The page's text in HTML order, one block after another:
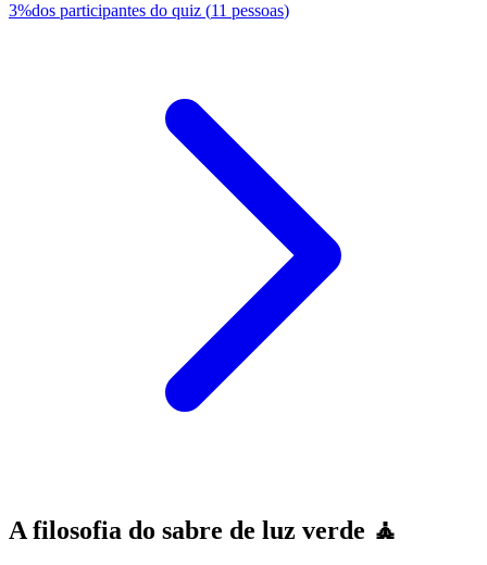
3%dos participantes do quiz (11 pessoas)
A filosofia do sabre de luz verde 🧘